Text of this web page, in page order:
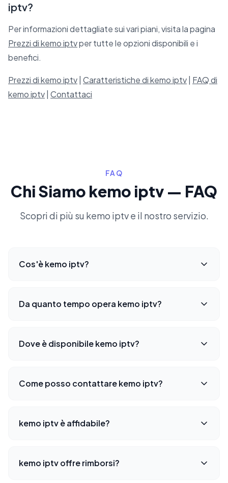
iptv?
Per informazioni dettagliate sui vari piani, visita la pagina
Prezzi di kemo iptvper tutte le opzioni disponibili e i
benefici.
Prezzi di kemo iptv Caratteristiche di kemo iptv FAQ di
kemo iptv Contattaci
FAQ
Chi Siamo kemo iptv — FAQ
Scopri di più su kemo iptv e il nostro servizio.
Cos'è kemo iptv?
Da quanto tempo opera kemo iptv?
Dove è disponibile kemo iptv?
Come posso contattare kemo iptv?
kemo iptv è affidabile?
kemo iptv offre rimborsi?